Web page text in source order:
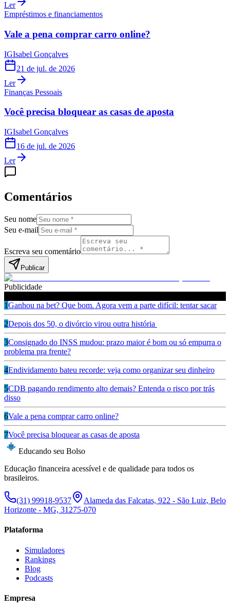
Ler
Empréstimos e financiamentos
Vale a pena comprar carro online?
IGIsabel Gonçalves
21 de jul. de 2026
Ler
Finanças Pessoais
Você precisa bloquear as casas de aposta
IGIsabel Gonçalves
16 de jul. de 2026
Ler
Comentários
Seu nome
Seu e-mail
Escreva seu comentário
Publicar
Publicidade
1Ganhou na bet? Que bom. Agora vem a parte difícil: tentar sacar
2Depois dos 50, o divórcio virou outra história
3Consignado do INSS mudou: prazo maior é bom ou só empurra o
problema pra frente?
4Endividamento bateu recorde: veja como organizar seu dinheiro
5CDB pagando rendimento alto demais? Entenda o risco por trás
disso
6Vale a pena comprar carro online?
7Você precisa bloquear as casas de aposta
Educando seu Bolso
Educação financeira acessível e de qualidade para todos os
brasileiros.
(31) 99918-9537
Alameda das Falcatas, 922 - São Luiz, Belo
Horizonte - MG, 31275-070
Plataforma
Simuladores
Rankings
Blog
Podcasts
Empresa